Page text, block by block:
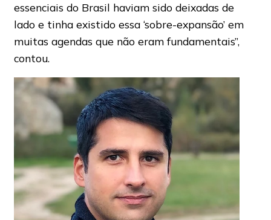
essenciais do Brasil haviam sido deixadas de
lado e tinha existido essa ‘sobre-expansão’ em
muitas agendas que não eram fundamentais”,
contou.